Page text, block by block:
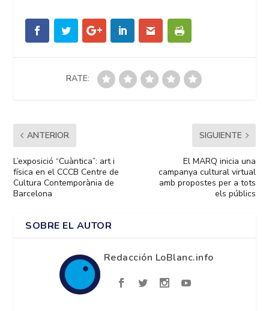
RATE:
ANTERIOR
L’exposició “Cuàntica”: art i
física en el CCCB Centre de
Cultura Contemporània de
Barcelona
SIGUIENTE
El MARQ inicia una
campanya cultural virtual
amb propostes per a tots
els públics
SOBRE EL AUTOR
Redacción LoBlanc.info